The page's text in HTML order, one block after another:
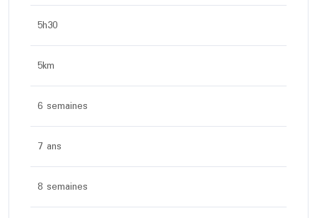
5h30
5km
6 semaines
7 ans
8 semaines